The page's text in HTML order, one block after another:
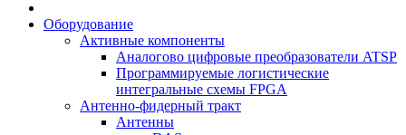
Оборудование
Активные компоненты
Аналогово цифровые преобразователи ATSP
Программируемые логистические
интегральные схемы FPGA
Антенно-фидерный тракт
Антенны